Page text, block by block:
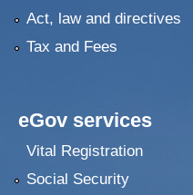
Act, law and directives
Tax and Fees
eGov services
Vital Registration
Social Security